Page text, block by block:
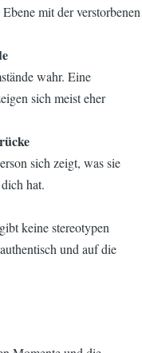
mit der verstorbenen
wahr. Eine
sich meist eher
sich zeigt, was sie
hat.
keine stereotypen
und auf die